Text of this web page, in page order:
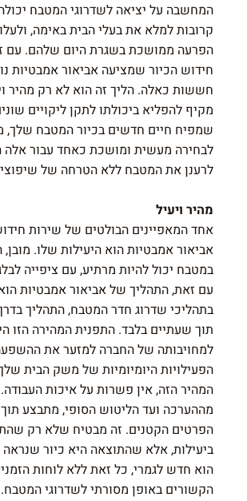
המחשבה על יציאה לשדרוגי המטבח
קרובות למלא את בעלי הבית באימה,
הפרעה ממושכת בשגרת היום שלהם. עם
חידוש הכיור שמציעה אביאור אמבטיות
חששות כאלה. הליך זה הוא לא רק מהיר
מקיף להפליא ביכולתו לתקן ליקויים
שמפיח חיים חדשים בכיור המטבח שלך,
לבחירה מעשית ומושכת כאחד עבור
לרענן את המטבח ללא הטרחה של
מהיר ויעיל
אחד המאפיינים הבולטים של שירות
אביאור אמבטיות הוא היעילות שלו. מובן,
במטבח יכול להיות מרתיע, עם ציפייה
עם זאת, התהליך של אביאור אמבטיות
בתהליכי שדרוג חדר המטבח, התהליך
תוך שעתיים בלבד. התפנית המהירה הזו
למחויבותה של החברה למזער את
הפעילויות היומיומיות של משק הבית
המהיר הזה, אין פשרות על איכות
מההערכה ועד הליטוש הסופי, מתבצע
הפרטים הקטנים. זה מבטיח שלא רק
ביעילות, אלא שהתוצאה היא כיור
הוא חדש לגמרי, כל זאת ללא לוחות
הקשורים באופן מסורתי לשדרוגי המטבח.